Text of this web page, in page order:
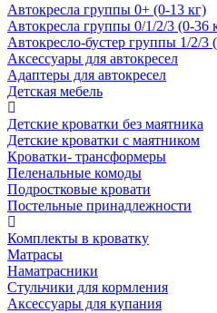
Автокресла группы 0+ (0-13 кг)
Автокресла группы 0/1/2/3 (0-36
Автокресло-бустер группы 1/2/3
Аксессуары для автокресел
Адаптеры для автокресел
Детская мебель
Детские кроватки без маятника
Детские кроватки с маятником
Кроватки- трансформеры
Пеленальные комоды
Подростковые кровати
Постельные принадлежности
Комплекты в кроватку
Матрасы
Наматрасники
Стульчики для кормления
Аксессуары для купания